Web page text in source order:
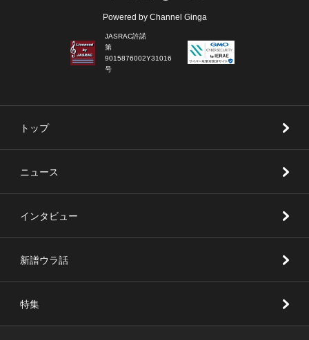
Powered by Channel Ginga
JASRAC許諾
第
9015876002Y31016
号
トップ
ニュース
インタビュー
新譜ウラ話
特集